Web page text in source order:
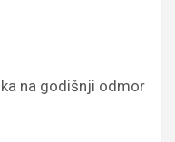
na godišnji odmor